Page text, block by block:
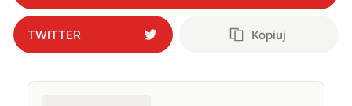
TWITTER Kopiuj